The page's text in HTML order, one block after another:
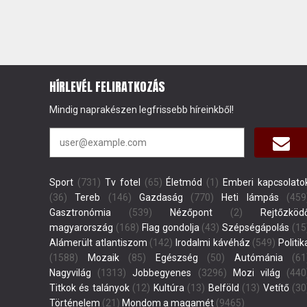
HÍRLEVÉL FELIRATKOZÁS
Mindig naprakészen legfrissebb híreinkből!
Sport (731) Tv fotel (65) Életmód (1) Emberi
(36)
Tereb (146) Gazdaság (770) Heti lámpás
Gasztronómia (539) Nézőpont (2)
magyarország (168) Flag gondolja (43) Szépségápolás
Alámerült atlantiszom (142) Irodalmi kávéház (549)
(1588)
Mozaik(85) Egészség (50) Autómánia
Nagyvilág (1313) Jobbegyenes (3296) Mozi világ
Titkok és talányok(12) Kultúra (13) Belföld (13) Vetítő
Történelem (21) Mondom a magamét (9465)